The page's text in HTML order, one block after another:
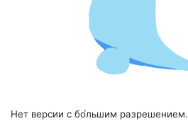
Нет версии с бо́льшим разрешением.